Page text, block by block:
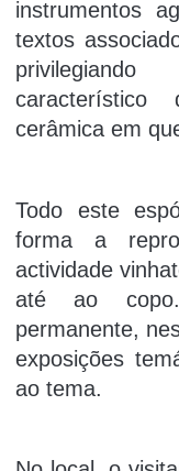
instrumentos
textos
cerâmica em
Todo este
forma a
actividade
até ao
permanente,
exposições
ao tema.